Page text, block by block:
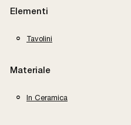
Elementi
Tavolini
Materiale
In Ceramica